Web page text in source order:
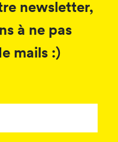
newsletter,
à ne pas
mails :)